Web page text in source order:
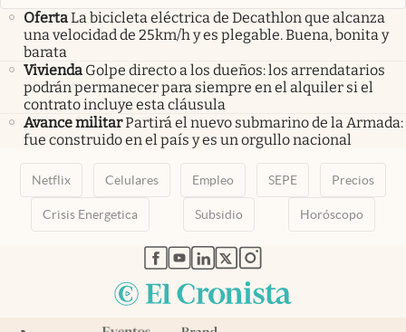
OfertaLa bicicleta eléctrica de Decathlon que alcanza
una velocidad de 25km/h y es plegable. Buena, bonita y
barata
Vivienda Golpe directo a los dueños: los arrendatarios
podrán permanecer para siempre en el alquiler si el
contrato incluye esta cláusula
Avance militarPartirá el nuevo submarino de la Armada:
fue construido en el país y es un orgullo nacional
Netflix Celulares Empleo SEPE Precios
Crisis Energetica Subsidio Horóscopo
abre en nueva pestaña
abre en nueva pestaña
abre en nueva pestaña
abre en nueva pestaña
abre en nueva pestaña